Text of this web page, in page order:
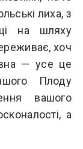
лиха, з
на шляху
хоч
— усе це
Плоду
вашого
а